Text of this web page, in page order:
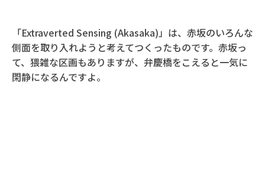
「Extraverted Sensing (Akasaka)」は、赤坂のいろんな
側面を取り入れようと考えてつくったものです。赤坂っ
て、猥雑な区画もありますが、弁慶橋をこえると一気に
閑静になるんですよ。